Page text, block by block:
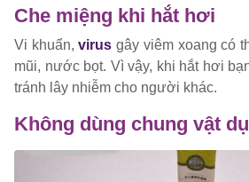
Che miệng khi hắt hơi
Vi khuẩn,virus gây viêm xoang có
mũi, nước bọt. Vì vậy, khi hắt hơi
tránh lây nhiễm cho người khác.
Không dùng chung vật